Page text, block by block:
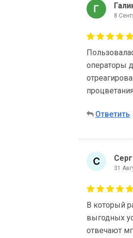
8
операторы
Ответить
31
В который
выгодных
отвечают